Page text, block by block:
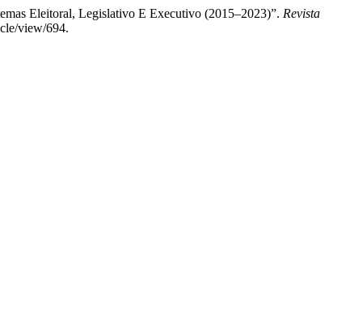
Eleitoral, Legislativo E Executivo (2015–2023)”. Revista
view/694.